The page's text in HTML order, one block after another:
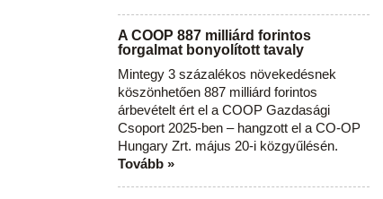
A COOP 887 milliárd forintos
forgalmat bonyolított tavaly
Mintegy 3 százalékos növekedésnek
köszönhetően 887 milliárd forintos
árbevételt ért el a COOP Gazdasági
Csoport 2025-ben – hangzott el a CO-OP
Hungary Zrt. május 20-i közgyűlésén.
Tovább »